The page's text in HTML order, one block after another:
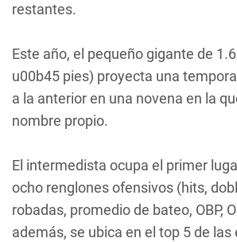
restantes.
Este año, el pequeño gigante de
u00b45 pies) proyecta una
a la anterior en una novena en la
nombre propio.
El intermedista ocupa el primer
ocho renglones ofensivos (hits,
robadas, promedio de bateo, OBP,
además, se ubica en el top 5 de